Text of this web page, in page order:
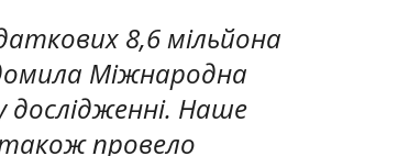
8,6 мільйона
Міжнародна
дослідженні. Наше
провело